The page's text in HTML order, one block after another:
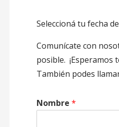
Seleccioná tu fecha
Comunícate con
posible. ¡Esperamos
También podes
Nombre *